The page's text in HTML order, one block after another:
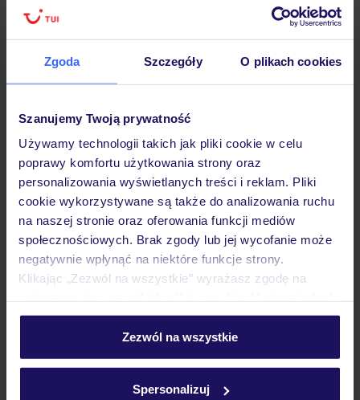
Zgoda Szczegóły O plikach cookies
Szanujemy Twoją prywatność
Używamy technologii takich jak pliki cookie w celu
poprawy komfortu użytkowania strony oraz
personalizowania wyświetlanych treści i reklam. Pliki
cookie wykorzystywane są także do analizowania ruchu
na naszej stronie oraz oferowania funkcji mediów
społecznościowych. Brak zgody lub jej wycofanie może
negatywnie wpłynąć na niektóre funkcje strony.
Klikając „Zezwól na wszystkie” wyrażasz zgodę na
personalizować swój wybór wchodząc w zakładkę
Szczegółowe informacje o plikach cookie znajdziesz
Zezwól na wszystkie
Spersonalizuj
Ważne informacje
Często zadawane pytania
Jak zmienić uczestników/osobę zgłaszającą?
Czy w Hotelu będzie przedstawiciel TUI?
Na jakiej podstawie i gdzie otrzymam karty
pokładowe/bilety lotnicze?
Zobacz więcej